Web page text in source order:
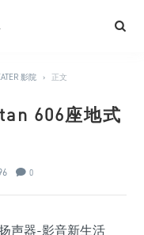
影院 › 正文
606座地式
0